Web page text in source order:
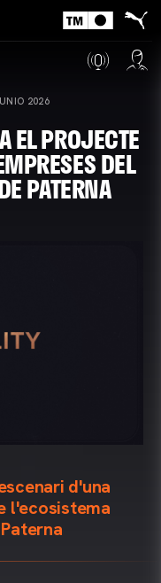
2026
EL PROJECTE
DEL
PATERNA
d'una
l'ecosistema